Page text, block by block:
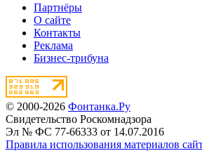
Партнёры
О сайте
Контакты
Реклама
Бизнес-трибуна
© 2000-2026 Фонтанка.Ру
Свидетельство Роскомнадзора
Эл № ФС 77-66333 от 14.07.2016
Правила использования материалов